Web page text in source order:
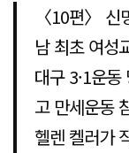
〈10편〉
남 최초 여성
대구 3·1운
고 만세운동
헬렌 켈러가